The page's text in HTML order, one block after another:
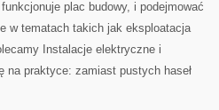
plac budowy, i podejmować
w tematach takich jak eksploatacja
Instalacje elektryczne i
na praktyce: zamiast pustych haseł